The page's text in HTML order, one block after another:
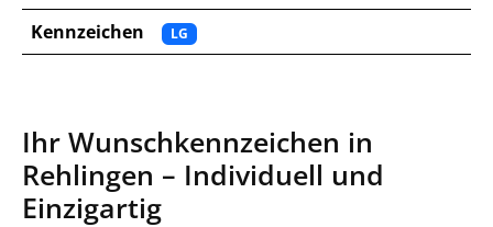
Kennzeichen
LG
Ihr Wunschkennzeichen in
Rehlingen – Individuell und
Einzigartig